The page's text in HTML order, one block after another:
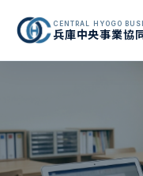
CENTRAL HYOGO
兵庫中央事業協